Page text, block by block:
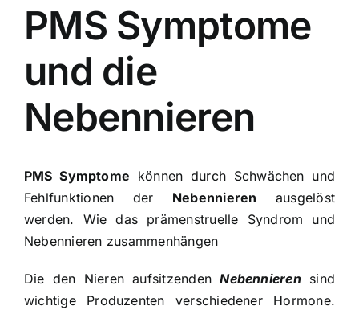
PMS Symptome
und die
Nebennieren
PMS Symptome können durch Schwächen und
Fehlfunktionen der Nebennieren ausgelöst
werden. Wie das prämenstruelle Syndrom und
Nebennieren zusammenhängen
Die den Nieren aufsitzendenNebennierensind
wichtige Produzenten verschiedener Hormone.